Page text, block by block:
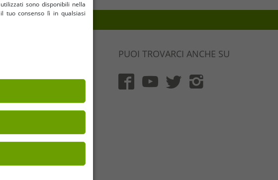
a barre.
all'interno
dell'ordine è di 199€
quantità minima d'ordine
90% in meno
di dimensioni e quantità
PUOI TROVARCI ANCHE SU
sono disponibili nella
tuo consenso lì in qualsiasi